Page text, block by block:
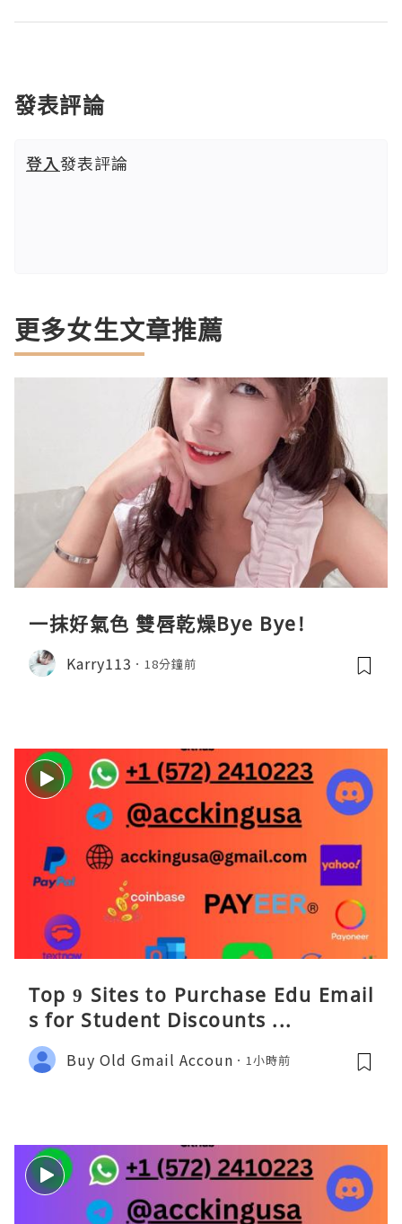
發表評論
登入發表評論
更多女生文章推薦
一抹好氣色 雙唇乾燥Bye Bye!
Karry113 18分鐘前
Top 9 Sites to Purchase Edu Email
s for Student Discounts ...
Buy Old Gmail Accoun 1小時前